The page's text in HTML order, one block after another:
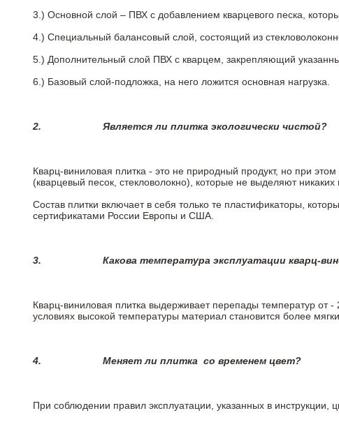
3.) Основной слой – ПВХ с добавлением кварцевого песка,
4.) Специальный балансовый слой, состоящий из
5.) Дополнительный слой ПВХ с кварцем, закрепляющий
6.) Базовый слой-подложка, на него ложится основная нагрузка.
2. Является ли плитка экологически чистой?
Кварц-виниловая плитка - это не природный продукт, но при
(кварцевый песок, стекловолокно), которые не выделяют
Состав плитки включает в себя только те пластификаторы,
сертификатами России Европы и США.
3. Какова температура эксплуатации кварц-
Кварц-виниловая плитка выдерживает перепады температур от
условиях высокой температуры материал становится более
4. Меняет ли плитка со временем цвет?
При соблюдении правил эксплуатации, указанных в инструкции,